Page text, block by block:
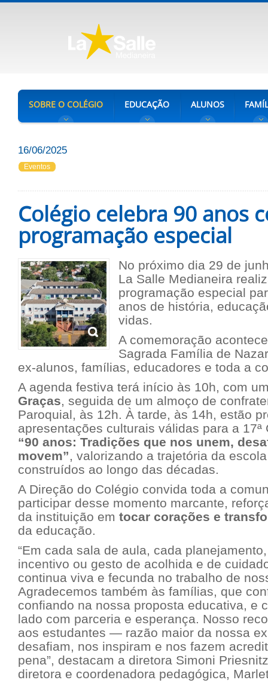
SOBRE O COLÉGIO EDUCAÇÃO ALUNOS
16/06/2025
Eventos
Colégio celebra 90 anos
programação especial
No próximo dia 29 de
La Salle Medianeira
programação especial
anos de história,
vidas.
A comemoração
Sagrada Família de
ex-alunos, famílias, educadores e toda a
A agenda festiva terá início às 10h, com
Graças, seguida de um almoço de
Paroquial, às 12h. À tarde, às 14h, estão
apresentações culturais válidas para a 17ª
“90 anos: Tradições que nos unem,
movem”, valorizando a trajetória da
construídos ao longo das décadas.
A Direção do Colégio convida toda a
participar desse momento marcante,
da instituição em tocar corações e
da educação.
“Em cada sala de aula, cada
incentivo ou gesto de acolhida e de
continua viva e fecunda no trabalho de
Agradecemos também às famílias, que
confiando na nossa proposta educativa, e
lado com parceria e esperança. Nosso
aos estudantes — razão maior da nossa
desafiam, nos inspiram e nos fazem
pena”, destacam a diretora Simoni
diretora e coordenadora pedagógica,